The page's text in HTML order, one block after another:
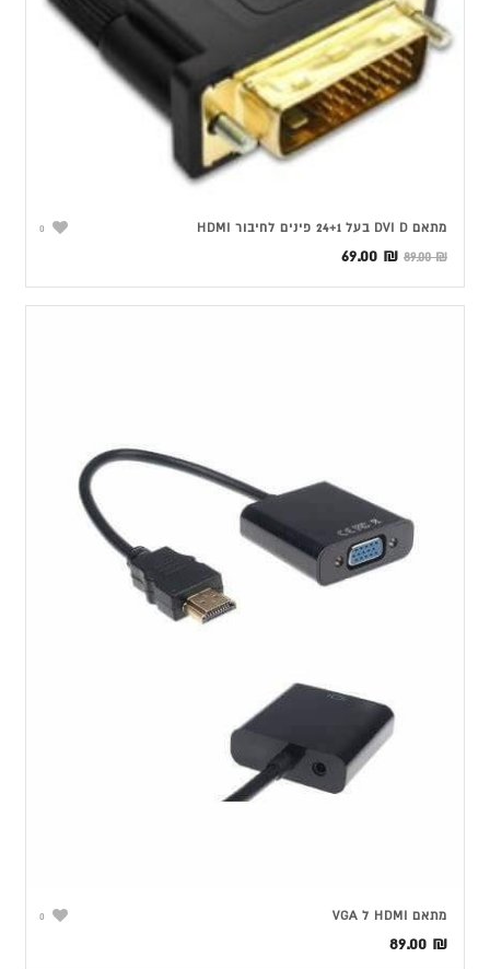
0 מתאם DVI D בעל 24+1 פינים לחיבור HDMI
89.00₪
המחיר
היה:
69.00 ₪
המחיר
הוא:
0 מתאם HDMI ל VGA
89.00 ₪